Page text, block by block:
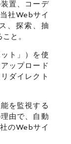
置、コーデ
社Webサイ
、探索、抽
と。
ト」）を使
ップロード
ダイレクト
を監視する
由で、自動
のWebサイ